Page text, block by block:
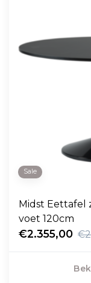
Sale
Midst Eettafel
voet 120cm
€2.355,00